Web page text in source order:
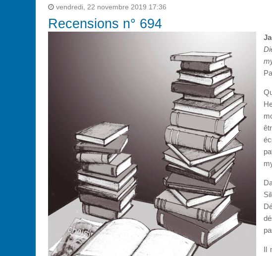
vendredi, 22 novembre 2019 17:36
Recensions n° 694
Il